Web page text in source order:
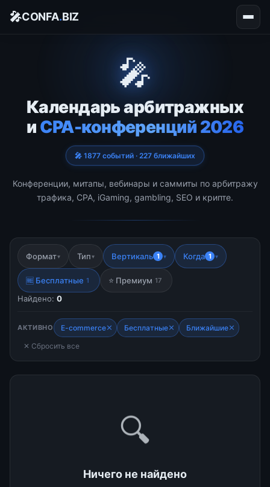
🎤CONFA.BIZ
🎤
Календарь арбитражных
и CPA-конференций 2026
🎤 1877 событий · 227 ближайших
Конференции, митапы, вебинары и саммиты по арбитражу
трафика, CPA, iGaming, gambling, SEO и крипте.
Формат▾ Тип▾ Вертикаль 1 ▾ Когда 1 ▾
🆓 Бесплатные 1 ⭐ Премиум 17
Найдено: 0
АКТИВНО E-commerce✕ Бесплатные✕ Ближайшие✕
✕ Сбросить все
🔍
Ничего не найдено